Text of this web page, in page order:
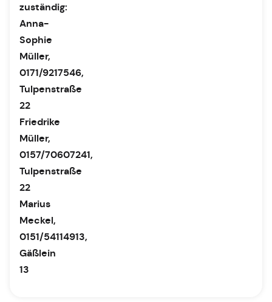
zuständig:
Anna-
Sophie
Müller,
0171/9217546,
Tulpenstraße
22
Friedrike
Müller,
0157/70607241,
Tulpenstraße
22
Marius
Meckel,
0151/54114913,
Gäßlein
13